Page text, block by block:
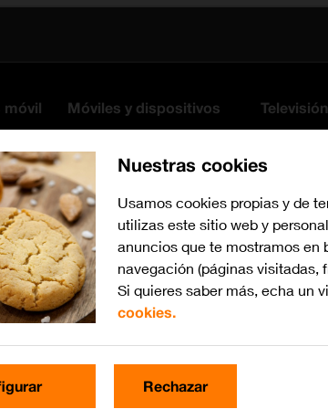
móvil Móviles y dispositivos Televisión
Busca por
Nuestras cookies
Usamos cookies propias y de
utilizas este sitio web y
anuncios que te mostramos en
navegación (páginas visitadas,
Si quieres saber más, echa un
cookies.
Rechazar